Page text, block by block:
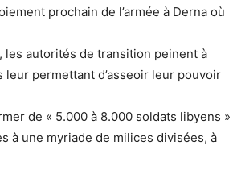
prochain de l’armée à Derna où
les autorités de transition peinent à
permettant d’asseoir leur pouvoir
de « 5.000 à 8.000 soldats libyens »
à une myriade de milices divisées, à